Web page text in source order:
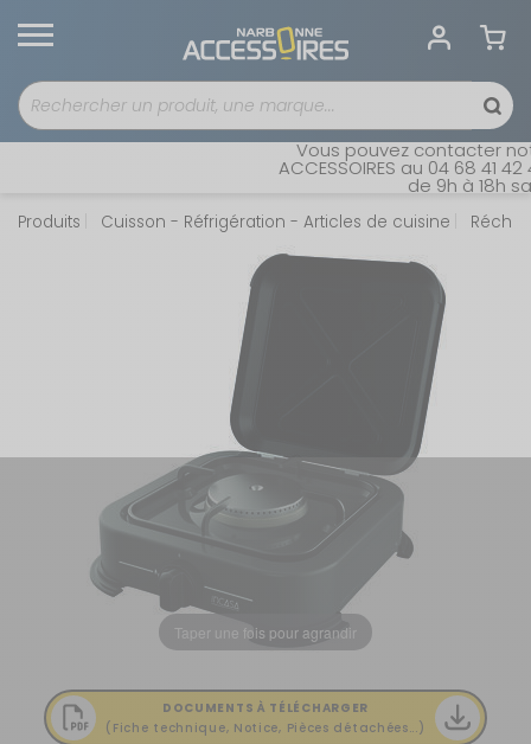
Vous pouvez contacter
ACCESSOIRES au 04 68 41
de 9h à 18h
Produits Cuisson - Réfrigération - Articles de cuisine
Taper une fois pour agrandir
DOCUMENTS À TÉLÉCHARGER
(Fiche technique, Notice, Pièces détachées...)